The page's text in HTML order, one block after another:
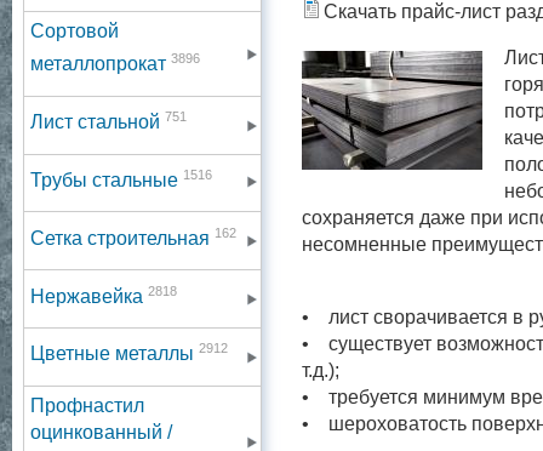
Сортовой
металлопрокат 3896
Лист стальной 751
Трубы стальные 1516
Сетка строительная 162
Нержавейка 2818
Цветные металлы 2912
Профнастил
оцинкованный /
Скачать прайс-лист
сохраняется даже при
несомненные
• лист сворачивается в
• существует
т.д.);
• требуется минимум
• шероховатость